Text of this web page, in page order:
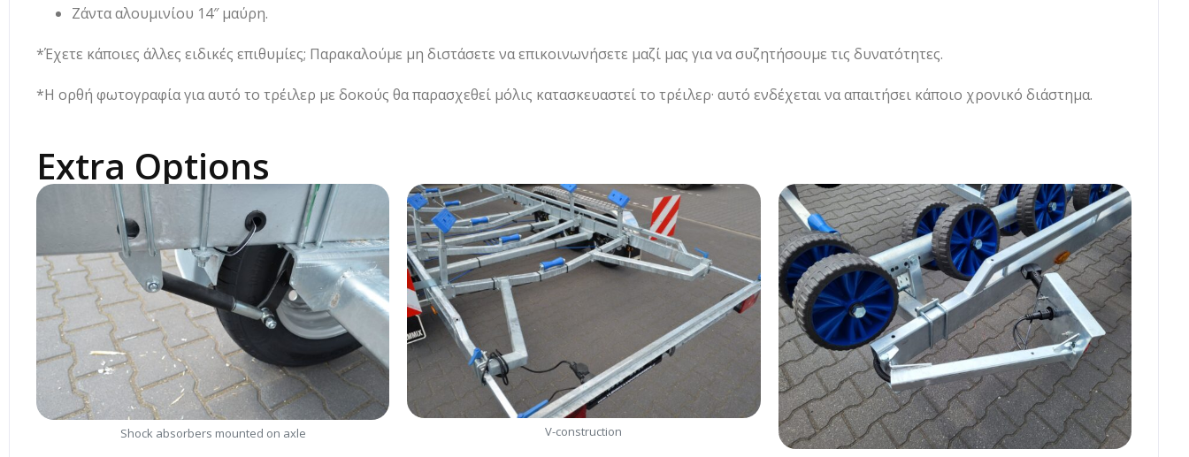
Ζάντα αλουμινίου 14″ μαύρη.
*Έχετε κάποιες άλλες ειδικές επιθυμίες; Παρακαλούμε μη διστάσετε να επικοινωνήσετε μαζί μας για να συζητήσουμε τις δυνατότητες.
*Η ορθή φωτογραφία για αυτό το τρέιλερ με δοκούς θα παρασχεθεί μόλις κατασκευαστεί το τρέιλερ· αυτό ενδέχεται να απαιτήσει κάποιο χρονικό διάστημα.
Extra Options
Shock absorbers mounted on axle
V-construction